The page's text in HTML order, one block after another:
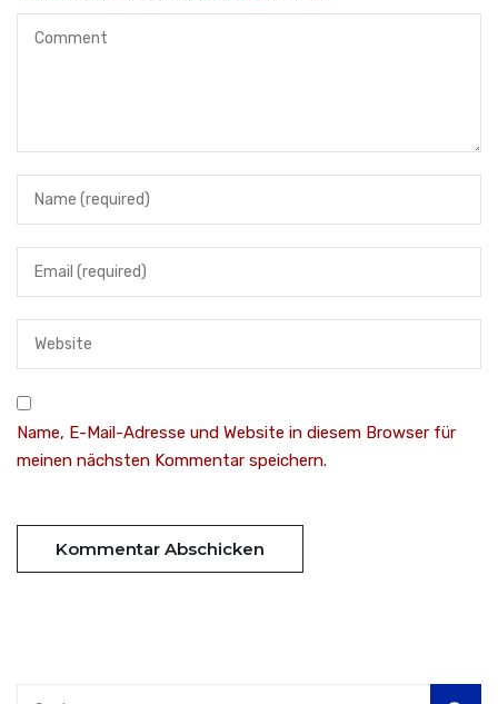
Name, E-Mail-Adresse und Website in diesem Browser für
meinen nächsten Kommentar speichern.